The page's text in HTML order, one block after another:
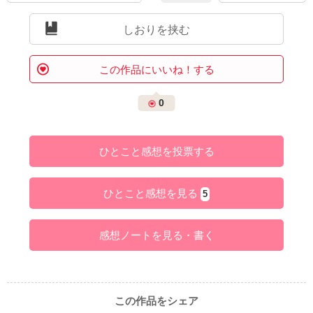
しおりを挟む
この作品にいいね！する
0
ひとこと感想を投票する
ひとこと感想を見る 5
感想ノートを見る・書く
この作品をシェア